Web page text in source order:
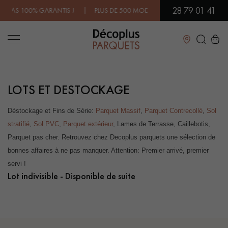
DE 500 MODÈLES EN SHOWROOM | DISPONIBILITÉ28 79 01 41
Fermer
LES RECHERCHES LES PLUS COURANTES
PARQUET MASSIF
PARQUET CONTRECOLLÉ -
SOL PLAQUÉ BOIS VERITABLES
PARQUETS À MOTIFS
LOTS ET DESTOCKAGE
Déstockage et Fins de Série: Parquet Massif, Parquet Contrecollé, Sol
stratifié, Sol PVC, Parquet extérieur, Lames de Terrasse, Caillebotis,
Parquet pas cher. Retrouvez chez Decoplus parquets une sélection de
bonnes affaires à ne pas manquer. Attention: Premier arrivé, premier
servi !
Lot indivisible - Disponible de suite